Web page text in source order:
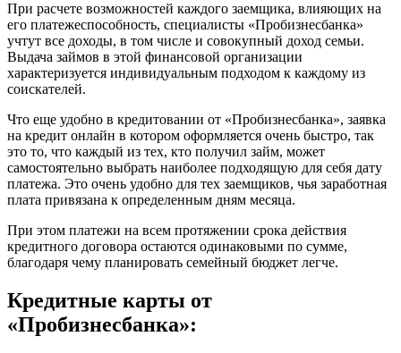
При расчете возможностей каждого заемщика, влияющих на
его платежеспособность, специалисты «Пробизнесбанка»
учтут все доходы, в том числе и совокупный доход семьи.
Выдача займов в этой финансовой организации
характеризуется индивидуальным подходом к каждому из
соискателей.
Что еще удобно в кредитовании от «Пробизнесбанка», заявка
на кредит онлайн в котором оформляется очень быстро, так
это то, что каждый из тех, кто получил займ, может
самостоятельно выбрать наиболее подходящую для себя дату
платежа. Это очень удобно для тех заемщиков, чья заработная
плата привязана к определенным дням месяца.
При этом платежи на всем протяжении срока действия
кредитного договора остаются одинаковыми по сумме,
благодаря чему планировать семейный бюджет легче.
Кредитные карты от
«Пробизнесбанка»: